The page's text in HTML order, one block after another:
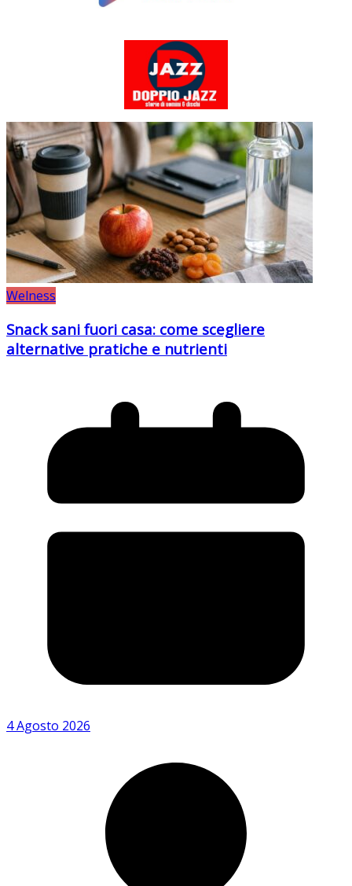
Welness
Snack sani fuori casa: come scegliere
alternative pratiche e nutrienti
4 Agosto 2026